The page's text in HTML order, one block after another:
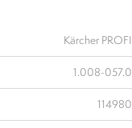
Kärcher PROFI
1.008-057.0
114980